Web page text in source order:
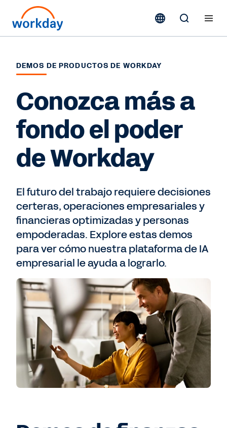
DEMOS DE PRODUCTOS DE WORKDAY
Conozca más a
fondo el poder
de Workday
El futuro del trabajo requiere decisiones
certeras, operaciones empresariales y
financieras optimizadas y personas
empoderadas. Explore estas demos
para ver cómo nuestra plataforma de IA
empresarial le ayuda a lograrlo.